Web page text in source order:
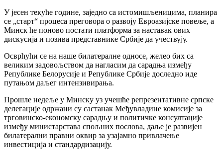
У јесен текуће године, заједно са истомишљеницима, планира
се „старт“ процеса преговора о развоју Евроазијске повеље, а
Минск ће поново постати платформа за наставак ових
дискусија и позива представнике Србије да учествују.
Осврћући се на наше билатералне односе, желео бих са
великим задовољством да нагласим да сарадња између
Републике Белорусије и Републике Србије доследно иде
путањом даљег интензивирања.
Прошле недеље у Минску уз учешће репрезентативне српске
делегације одржани су састанак Међувладине комисије за
трговинско-економску сарадњу и политичке консултације
између министарстава спољних послова, даље је развијен
билатерални правни оквир за узајамно привлачење
инвестиција и стандардизацију.